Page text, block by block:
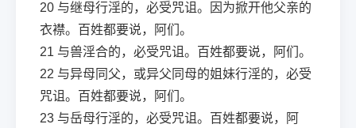
20 与继母行淫的，必受咒诅。因为掀开他父亲的
衣襟。百姓都要说，阿们。
21 与兽淫合的，必受咒诅。百姓都要说，阿们。
22 与异母同父，或异父同母的姐妹行淫的，必受
咒诅。百姓都要说，阿们。
23 与岳母行淫的，必受咒诅。百姓都要说，阿